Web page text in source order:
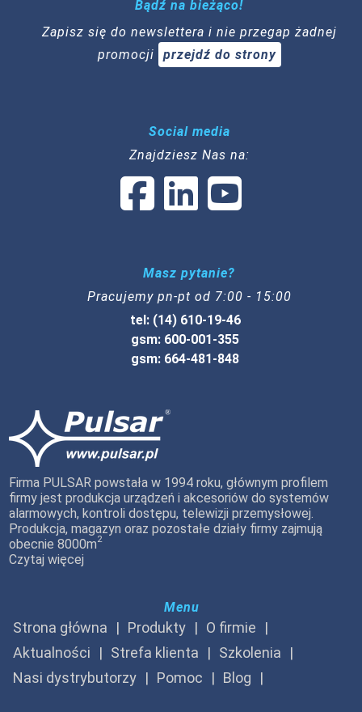
Bądź na bieżąco!
Zapisz się do newslettera i nie przegap żadnej
promocji
przejdź do strony
Social media
Znajdziesz Nas na:
Masz pytanie?
Pracujemy pn-pt od 7:00 - 15:00
tel: (14) 610-19-46
gsm: 600-001-355
gsm: 664-481-848
Firma PULSAR powstała w 1994 roku, głównym profilem
firmy jest produkcja urządzeń i akcesoriów do systemów
alarmowych, kontroli dostępu, telewizji przemysłowej.
Produkcja, magazyn oraz pozostałe działy firmy zajmują
obecnie 8000m2
Czytaj więcej
Menu
Strona główna Produkty
O firmie
Aktualności
Strefa klienta
Szkolenia
Nasi dystrybutorzy
Pomoc Blog